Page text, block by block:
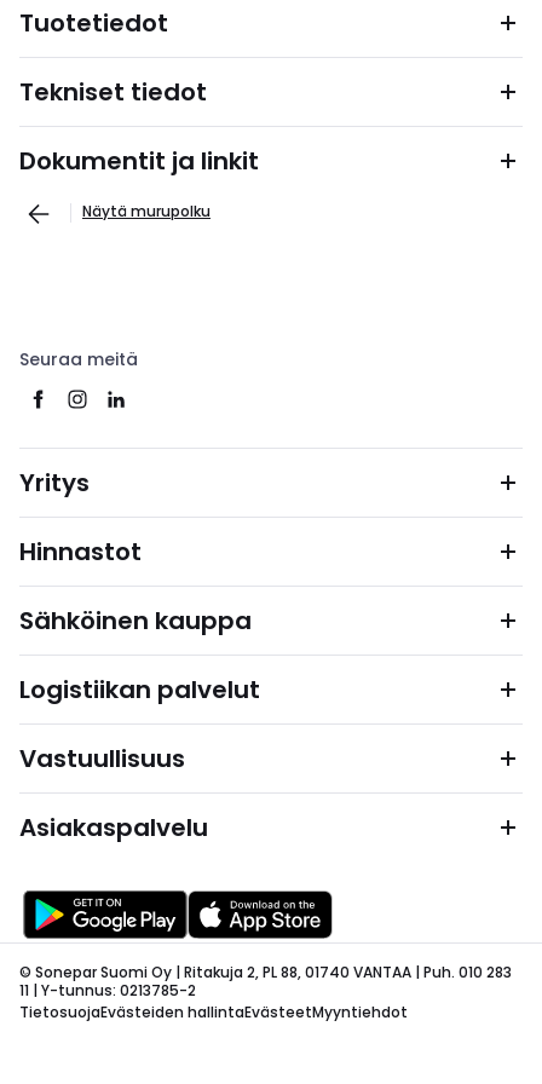
Tuotetiedot
Tekniset tiedot
Dokumentit ja linkit
Näytä murupolku
Seuraa meitä
Yritys
Hinnastot
Sähköinen kauppa
Logistiikan palvelut
Vastuullisuus
Asiakaspalvelu
© Sonepar Suomi Oy | Ritakuja 2, PL 88, 01740 VANTAA | Puh. 010 283
11 | Y-tunnus: 0213785-2
TietosuojaEvästeiden hallintaEvästeetMyyntiehdot